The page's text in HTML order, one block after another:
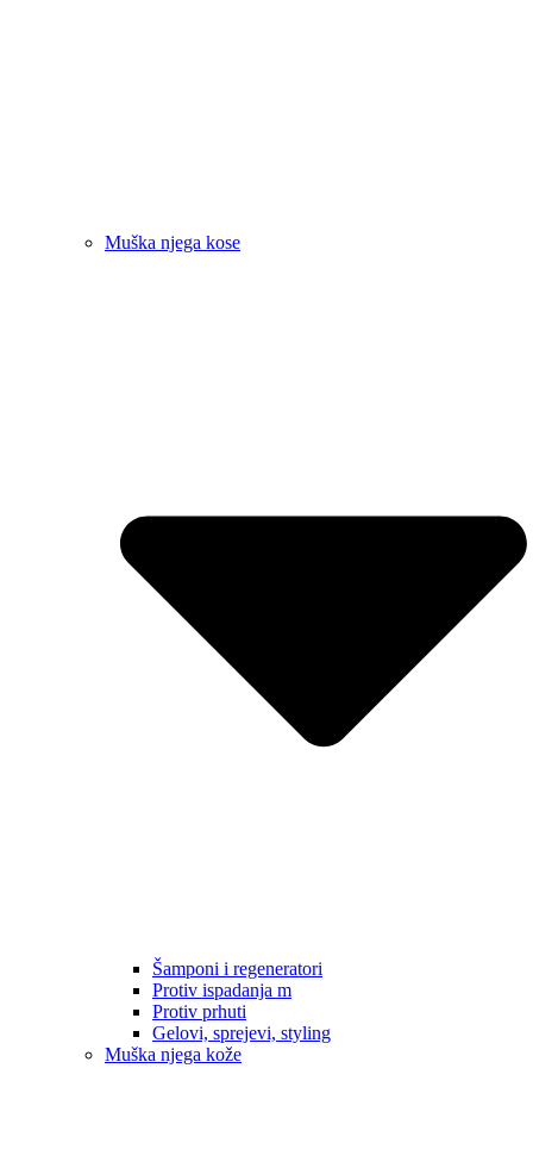
Muška njega kose
Šamponi i regeneratori
Protiv ispadanja m
Protiv prhuti
Gelovi, sprejevi, styling
Muška njega kože